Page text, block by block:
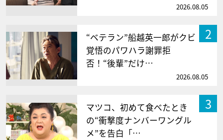
2026.08.05
2
“ベテラン”船越英一郎がクビ
覚悟のパワハラ謝罪拒
否！“後輩”だけ…
2026.08.05
3
マツコ、初めて食べたとき
の“衝撃度ナンバーワングル
メ”を告白「…